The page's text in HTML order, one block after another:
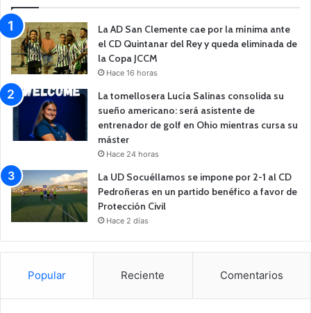
La AD San Clemente cae por la mínima ante
el CD Quintanar del Rey y queda eliminada de
la Copa JCCM
Hace 16 horas
La tomellosera Lucía Salinas consolida su
sueño americano: será asistente de
entrenador de golf en Ohio mientras cursa su
máster
Hace 24 horas
La UD Socuéllamos se impone por 2-1 al CD
Pedroñeras en un partido benéfico a favor de
Protección Civil
Hace 2 días
Popular Reciente Comentarios